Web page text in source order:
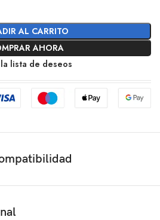
AL CARRITO
AHORA
lista de deseos